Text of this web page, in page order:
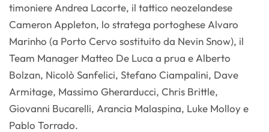
timoniere Andrea Lacorte, il tattico neozelandese
Cameron Appleton, lo stratega portoghese Alvaro
Marinho (a Porto Cervo sostituito da Nevin Snow), il
Team Manager Matteo De Luca a prua e Alberto
Bolzan, Nicolò Sanfelici, Stefano Ciampalini, Dave
Armitage, Massimo Gherarducci, Chris Brittle,
Giovanni Bucarelli, Arancia Malaspina, Luke Molloy e
Pablo Torrado.